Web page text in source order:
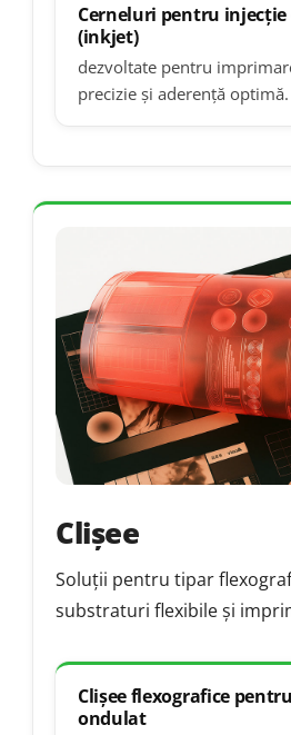
Cerneluri pentru
(inkjet)
dezvoltate pentru
precizie și aderență optimă.
Clișee
Soluții pentru tipar
substraturi flexibile și
Clișee flexografice
ondulat